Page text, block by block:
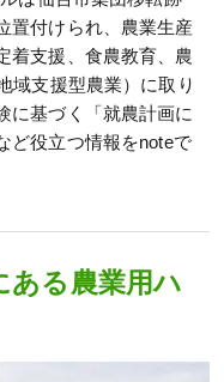
置付けられ、農業生産
着支援、食農教育、農
域支援型農業）に取り
に基づく「就農計画に
ど役立つ情報をnoteで
ある農業用ハ